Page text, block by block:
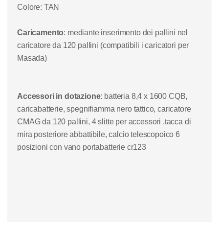
Colore: TAN
Caricamento: mediante inserimento dei pallini nel
caricatore da 120 pallini (compatibili i caricatori per
Masada)
Accessori in dotazione: batteria 8,4 x 1600 CQB,
caricabatterie, spegnifiamma nero tattico, caricatore
CMAG da 120 pallini, 4 slitte per accessori ,tacca di
mira posteriore abbattibile, calcio telescopoico 6
posizioni con vano portabatterie cr123